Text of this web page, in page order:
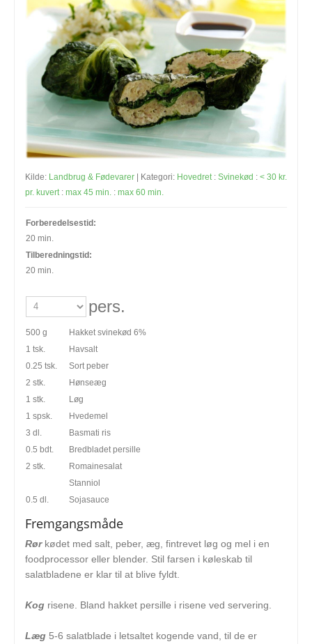
Kilde: Landbrug & Fødevarer | Kategori: Hovedret : Svinekød : < 30 kr.
pr. kuvert : max 45 min. : max 60 min.
Forberedelsestid:
20 min.
Tilberedningstid:
20 min.
pers.
500 g
Hakket svinekød 6%
1 tsk.
Havsalt
0.25 tsk.
Sort peber
2 stk.
Hønseæg
1 stk.
Løg
1 spsk.
Hvedemel
3 dl.
Basmati ris
0.5 bdt.
Bredbladet persille
2 stk.
Romainesalat
Stanniol
0.5 dl.
Sojasauce
Fremgangsmåde
Rørkødet med salt, peber, æg, fintrevet løg og mel i en
foodprocessor eller blender. Stil farsen i køleskab til
salatbladene er klar til at blive fyldt.
Kog risene. Bland hakket persille i risene ved servering.
Læg 5-6 salatblade i letsaltet kogende vand, til de er